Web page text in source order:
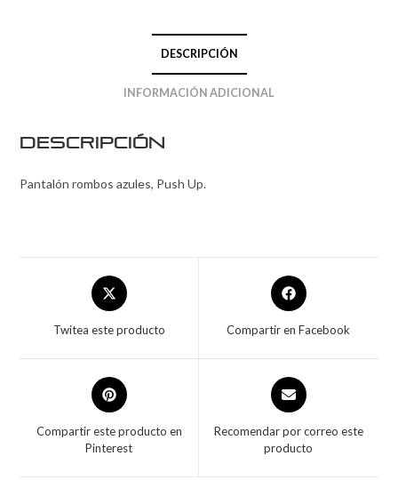
DESCRIPCIÓN
INFORMACIÓN ADICIONAL
Descripción
Pantalón rombos azules, Push Up.
Twitea este producto Compartir en Facebook
Compartir este producto en
Pinterest
Recomendar por correo este
producto